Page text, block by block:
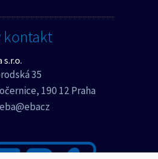
kontakt
s.r.o.
35
190 12 Praha
eba@ebacz